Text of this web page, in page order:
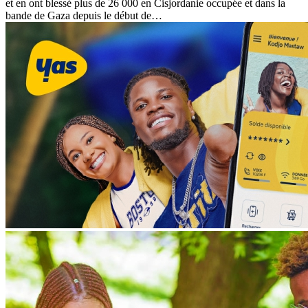
et en ont blessé plus de 26 000 en Cisjordanie occupée et dans la
bande de Gaza depuis le début de…